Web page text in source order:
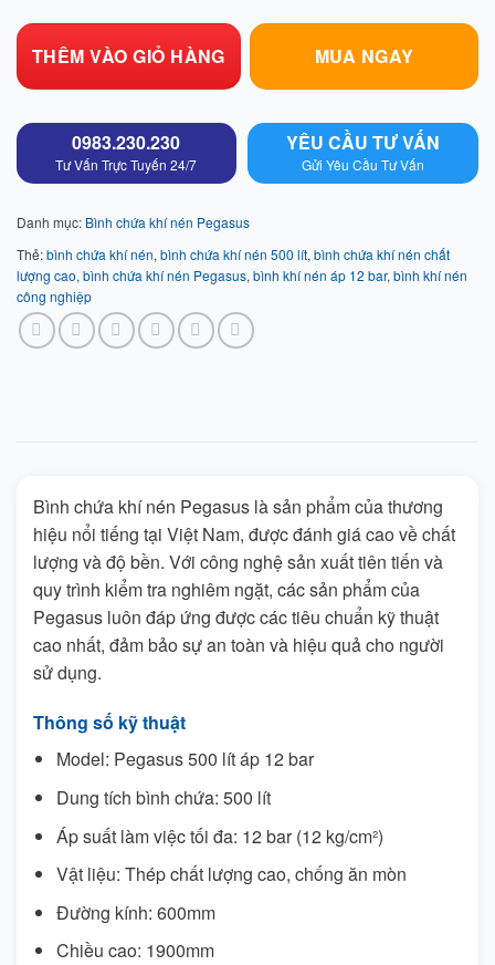
THÊM VÀO GIỎ HÀNG MUA NGAY
0983.230.230
Tư Vấn Trực Tuyến 24/7
YÊU CẦU TƯ VẤN
Gửi Yêu Cầu Tư Vấn
Danh mục: Bình chứa khí nén Pegasus
Thẻ:bình chứa khí nén, bình chứa khí nén 500 lít, bình chứa khí nén chất
lượng cao, bình chứa khí nén Pegasus, bình khí nén áp 12 bar, bình khí nén
công nghiệp
Bình chứa khí nén Pegasus là sản phẩm của thương
hiệu nổi tiếng tại Việt Nam, được đánh giá cao về chất
lượng và độ bền. Với công nghệ sản xuất tiên tiến và
quy trình kiểm tra nghiêm ngặt, các sản phẩm của
Pegasus luôn đáp ứng được các tiêu chuẩn kỹ thuật
cao nhất, đảm bảo sự an toàn và hiệu quả cho người
sử dụng.
Thông số kỹ thuật
Model: Pegasus 500 lít áp 12 bar
Dung tích bình chứa: 500 lít
Áp suất làm việc tối đa: 12 bar (12 kg/cm²)
Vật liệu: Thép chất lượng cao, chống ăn mòn
Đường kính: 600mm
Chiều cao: 1900mm